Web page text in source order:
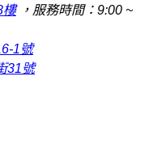
樓，服務時間：9:00 ~
1號
31號